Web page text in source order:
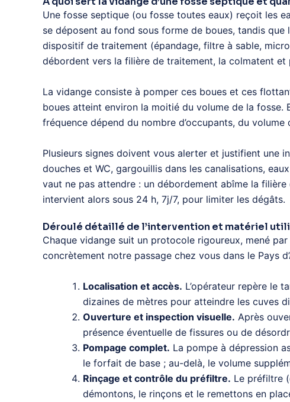
Une fosse septique (ou fosse toutes eaux) reçoit les
se déposent au fond sous forme de boues, tandis que
dispositif de traitement (épandage, filtre à sable,
débordent vers la filière de traitement, la colmatent et
La vidange consiste à pomper ces boues et ces
boues atteint environ la moitié du volume de la fosse.
fréquence dépend du nombre d’occupants, du
Plusieurs signes doivent vous alerter et justifient une
douches et WC, gargouillis dans les canalisations,
vaut ne pas attendre : un débordement abîme la
intervient alors sous 24 h, 7j/7, pour limiter les dégâts.
Déroulé détaillé de l’intervention et matériel
Chaque vidange suit un protocole rigoureux, mené
concrètement notre passage chez vous dans le Pays
Localisation et accès. L’opérateur repère le
dizaines de mètres pour atteindre les cuves
Ouverture et inspection visuelle. Après
présence éventuelle de fissures ou de
Pompage complet. La pompe à dépression
le forfait de base ; au-delà, le volume
Rinçage et contrôle du préfiltre. Le préfiltre
démontons, le rinçons et le remettons en